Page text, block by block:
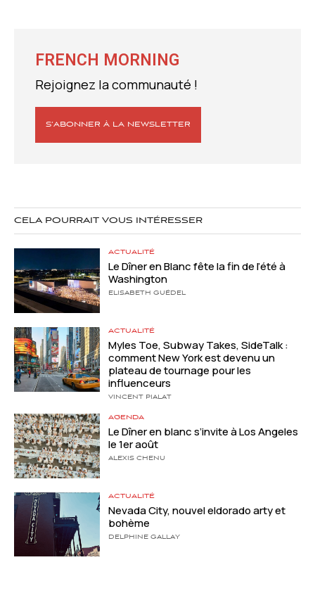
FRENCH MORNING
Rejoignez la communauté !
S’ABONNER À LA NEWSLETTER
CELA POURRAIT VOUS INTÉRESSER
ACTUALITÉ
Le Dîner en Blanc fête la fin de l’été à
Washington
ELISABETH GUÉDEL
ACTUALITÉ
Myles Toe, Subway Takes, SideTalk :
comment New York est devenu un
plateau de tournage pour les
influenceurs
VINCENT PIALAT
AGENDA
Le Dîner en blanc s’invite à Los Angeles
le 1er août
ALEXIS CHENU
ACTUALITÉ
Nevada City, nouvel eldorado arty et
bohème
DELPHINE GALLAY